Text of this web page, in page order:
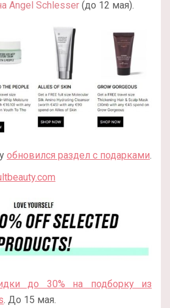
Angel Schlesser (до 12 мая).
обновился раздел с подарками.
до 30% на подборку из
. До 15 мая.